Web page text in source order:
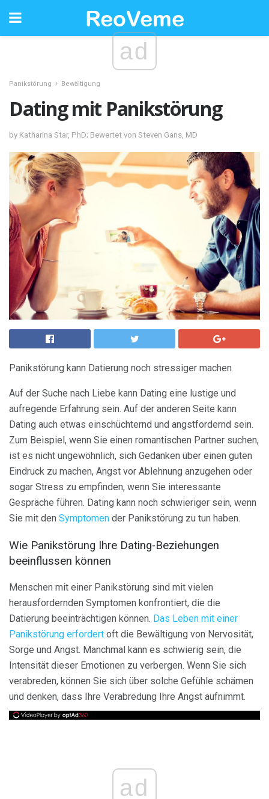
ad
Panikstörung Bewältigung
Dating mit Panikstörung
by Katharina Star, PhD; Bewertet von Steven Gans, MD
Panikstörung kann Datierung noch stressiger machen
Auf der Suche nach Liebe kann Dating eine lustige und
aufregende Erfahrung sein. Auf der anderen Seite kann
Dating auch etwas einschüchternd und angstfordernd sein.
Zum Beispiel, wenn Sie einen romantischen Partner suchen,
ist es nicht ungewöhnlich, sich Gedanken über einen guten
Eindruck zu machen, Angst vor Ablehnung anzugehen oder
sogar Stress zu empfinden, wenn Sie interessante
Gespräche führen. Dating kann noch schwieriger sein, wenn
Sie mit den Symptomen der Panikstörung zu tun haben.
Wie Panikstörung Ihre Dating-Beziehungen
beeinflussen können
Menschen mit einer Panikstörung sind mit vielen
herausfordernden Symptomen konfrontiert, die die
Datierung beeinträchtigen können. Das Leben mit einer
Panikstörung erfordert oft die Bewältigung von Nervosität,
Sorge und Angst. Manchmal kann es schwierig sein, die
Intensität dieser Emotionen zu verbergen. Wenn Sie sich
verabreden, können Sie sich über solche Gefühle schämen
und denken, dass Ihre Verabredung Ihre Angst aufnimmt.
ad